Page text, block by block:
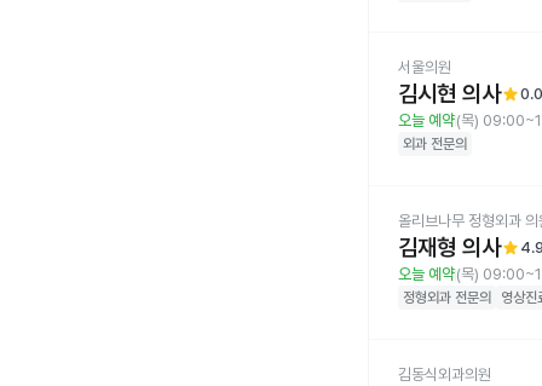
서울의원
김시현 의사star0.0
오늘 예약(목)
외과 전문의
올리브나무 정형외과 의
김재형 의사star
오늘 예약(목)
정형외과 전문의 영상진
김동식외과의원